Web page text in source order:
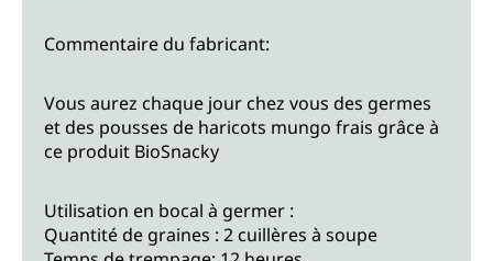
Commentaire du fabricant:
Vous aurez chaque jour chez vous des germes
et des pousses de haricots mungo frais grâce à
ce produit BioSnacky
Utilisation en bocal à germer :
Quantité de graines : 2 cuillères à soupe